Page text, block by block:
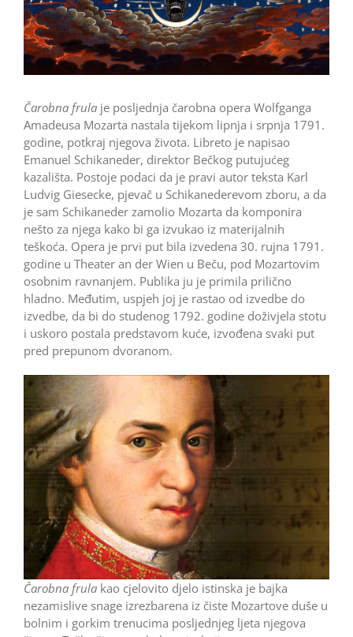
Čarobna frula je posljednja čarobna opera Wolfganga
Amadeusa Mozarta nastala tijekom lipnja i srpnja 1791.
godine, potkraj njegova života. Libreto je napisao
Emanuel Schikaneder, direktor Bečkog putujućeg
kazališta. Postoje podaci da je pravi autor teksta Karl
Ludvig Giesecke, pjevač u Schikanederevom zboru, a da
je sam Schikaneder zamolio Mozarta da komponira
nešto za njega kako bi ga izvukao iz materijalnih
teškoća. Opera je prvi put bila izvedena 30. rujna 1791.
godine u Theater an der Wien u Beču, pod Mozartovim
osobnim ravnanjem. Publika ju je primila prilično
hladno. Međutim, uspjeh joj je rastao od izvedbe do
izvedbe, da bi do studenog 1792. godine doživjela stotu
i uskoro postala predstavom kuće, izvođena svaki put
pred prepunom dvoranom.
Čarobna frula kao cjelovito djelo istinska je bajka
nezamislive snage izrezbarena iz čiste Mozartove duše u
bolnim i gorkim trenucima posljednjeg ljeta njegova